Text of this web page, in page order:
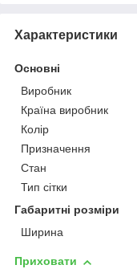
Характеристики
Основні
Виробник
Країна виробник
Колір
Призначення
Стан
Тип сітки
Габаритні розміри
Ширина
Приховати